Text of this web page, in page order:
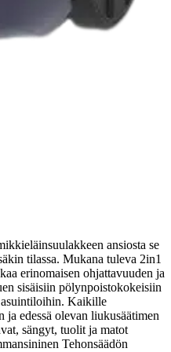
ansiosta se
tilassa. Mukana tuleva 2in1
erinomaisen ohjattavuuden ja
sisäisiin pölynpoistokokeisiin
asuintiloihin. Kaikille
edessä olevan liukusäätimen
sängyt, tuolit ja matot
Tehonsäädön